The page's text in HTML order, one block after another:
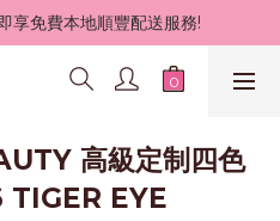
享免費本地順豐配送服務!
高級定制四色
TIGER EYE